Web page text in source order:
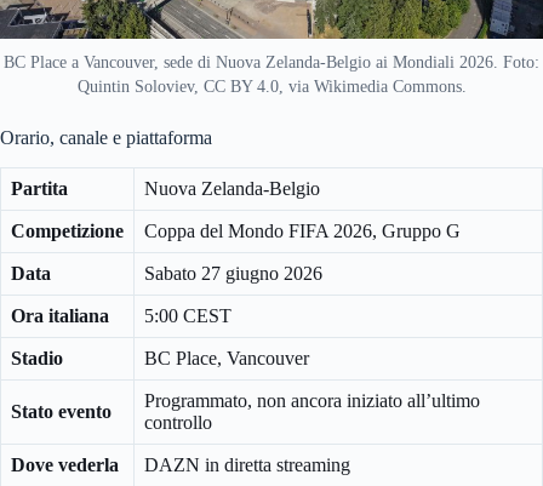
BC Place a Vancouver, sede di Nuova Zelanda-Belgio ai Mondiali 2026. Foto:
Quintin Soloviev, CC BY 4.0, via Wikimedia Commons.
Orario, canale e piattaforma
Partita Nuova Zelanda-Belgio
Competizione Coppa del Mondo FIFA 2026, Gruppo G
Data Sabato 27 giugno 2026
Ora italiana 5:00 CEST
Stadio BC Place, Vancouver
Stato evento
Programmato, non ancora iniziato all’ultimo
controllo
Dove vederla DAZN in diretta streaming